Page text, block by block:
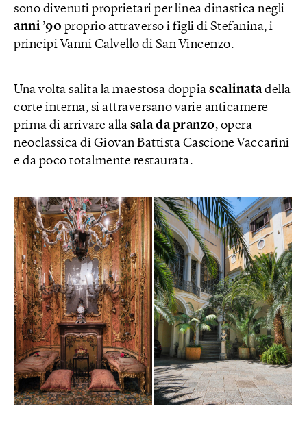
sono divenuti proprietari per linea dinastica negli
anni ’90 proprio attraverso i figli di Stefanina, i
principi Vanni Calvello di San Vincenzo.
Una volta salita la maestosa doppia scalinatadella
corte interna, si attraversano varie anticamere
prima di arrivare alla salada pranzo, opera
neoclassica di Giovan Battista Cascione Vaccarini
e da poco totalmente restaurata.